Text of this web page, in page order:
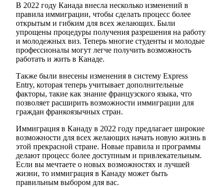
В 2022 году Канада внесла несколько изменений в
правила иммиграции, чтобы сделать процесс более
открытым и гибким для всех желающих. Были
упрощены процедуры получения разрешения на работу
и молодежных виз. Теперь многие студенты и молодые
профессионалы могут легче получить возможность
работать и жить в Канаде.
Также были внесены изменения в систему Express
Entry, которая теперь учитывает дополнительные
факторы, такие как знание французского языка, что
позволяет расширить возможности иммиграции для
граждан франкоязычных стран.
Иммиграция в Канаду в 2022 году предлагает широкие
возможности для всех желающих начать новую жизнь в
этой прекрасной стране. Новые правила и программы
делают процесс более доступным и привлекательным.
Если вы мечтаете о новых возможностях и лучшей
жизни, то иммиграция в Канаду может быть
правильным выбором для вас.